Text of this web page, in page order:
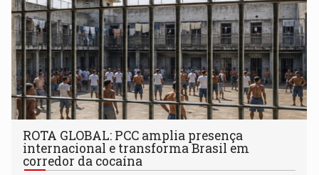
ROTA GLOBAL: PCC amplia presença
internacional e transforma Brasil em
corredor da cocaína